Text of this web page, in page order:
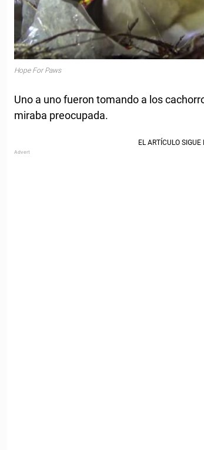
Hope For Paws
Uno a uno fueron tomando a los
miraba preocupada.